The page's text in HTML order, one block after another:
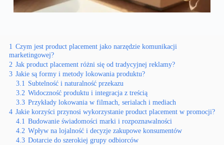
1 Czym jest product placement jako narzędzie komunikacji
marketingowej?
2 Jak product placement różni się od tradycyjnej reklamy?
3 Jakie są formy i metody lokowania produktu?
3.1 Subtelność i naturalność przekazu
3.2 Widoczność produktu i integracja z treścią
3.3 Przykłady lokowania w filmach, serialach i mediach
4 Jakie korzyści przynosi wykorzystanie product placement w promocji?
4.1 Budowanie świadomości marki i rozpoznawalności
4.2 Wpływ na lojalność i decyzje zakupowe konsumentów
4.3 Dotarcie do szerokiej grupy odbiorców